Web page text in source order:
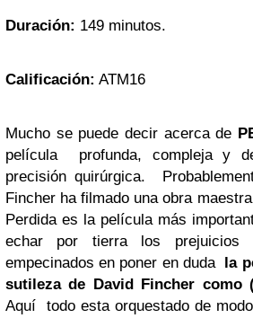
Duración: 149 minutos.
Calificación: ATM16
Mucho se puede decir acerca de
película profunda, compleja y
precisión quirúrgica.
Fincher ha filmado una obra
Perdida es la película más
echar por tierra los prejuicios
empecinados en poner en duda la
sutileza de David Fincher como
Aquí todo esta orquestado de